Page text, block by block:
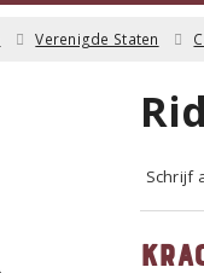
Verenigde Staten
Schrijf